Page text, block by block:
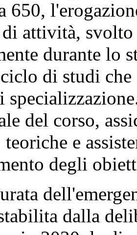
650,
attività,
durante lo
di studi che
del corso,
e
degli
dalla